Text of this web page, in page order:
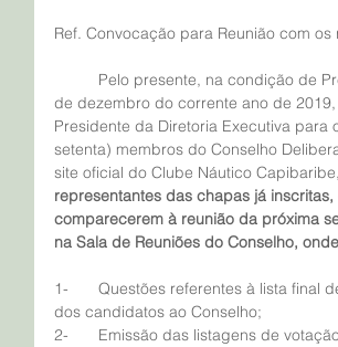
Ref. Convocação para Reunião com
de dezembro do corrente ano de
Presidente da Diretoria Executiva
setenta) membros do Conselho
site oficial do Clube Náutico
representantes das chapas já
comparecerem à reunião da próxima
na Sala de Reuniões do Conselho,
1-	Questões referentes à lista final de associados aptos a votar, bem como às listas de nomes
dos candidatos ao Conselho;
2-	Emissão das listagens de